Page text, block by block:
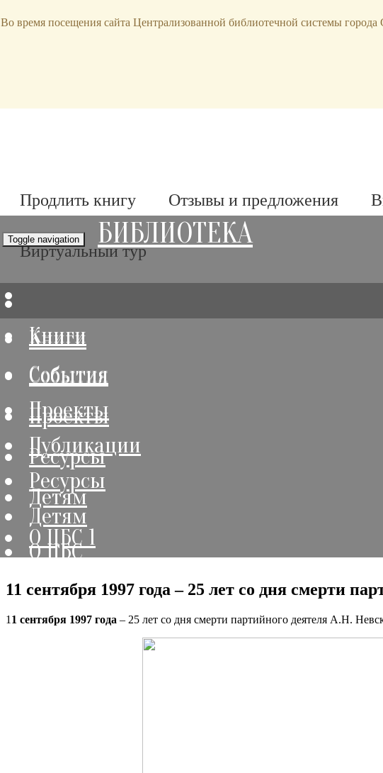
bibl-serv@mail.ru
Продлить книгу Отзывы и предложения
Виртуальный тур
Книги
События
Проекты
Публикации
Ресурсы
Детям
О ЦБС
Toggle navigation БИБЛИОТЕКА
Книги
События
Проекты
Ресурсы
Детям
О ЦБС 1
11 сентября 1997 года – 25 лет со дня смерти
1 1 сентября 1997 года – 25 лет со дня смерти партийного деятеля А.Н.
Во время посещения сайта Централизованной библиотечной системы